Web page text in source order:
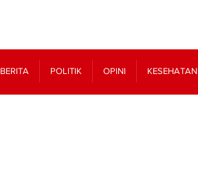
BERITA POLITIK OPINI KESEHATAN